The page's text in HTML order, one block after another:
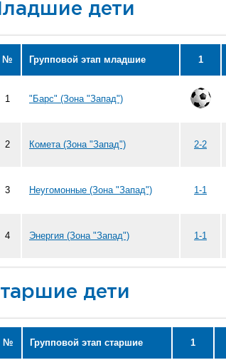
дети
№ Групповой этап младшие 1
1 "Барс" (Зона "Запад")
2 Комета (Зона "Запад") 2-2
3 Неугомонные (Зона "Запад") 1-1
4 Энергия (Зона "Запад") 1-1
дети
№ Групповой этап старшие 1